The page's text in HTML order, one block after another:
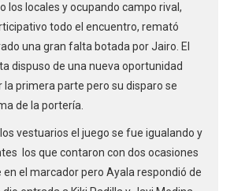
los locales y ocupando campo rival,
todo el encuentro, remató
una gran falta botada por Jairo. El
dispuso de una nueva oportunidad
primera parte pero su disparo se
de la portería.
vestuarios el juego se fue igualando y
los que contaron con dos ocasiones
el marcador pero Ayala respondió de